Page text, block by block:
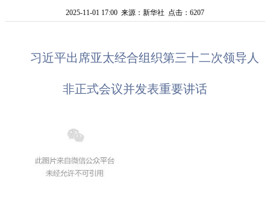
2025-11-01 17:00 来源：新华社 点击：6207
习近平出席亚太经合组织第三十二次领导人
非正式会议并发表重要讲话